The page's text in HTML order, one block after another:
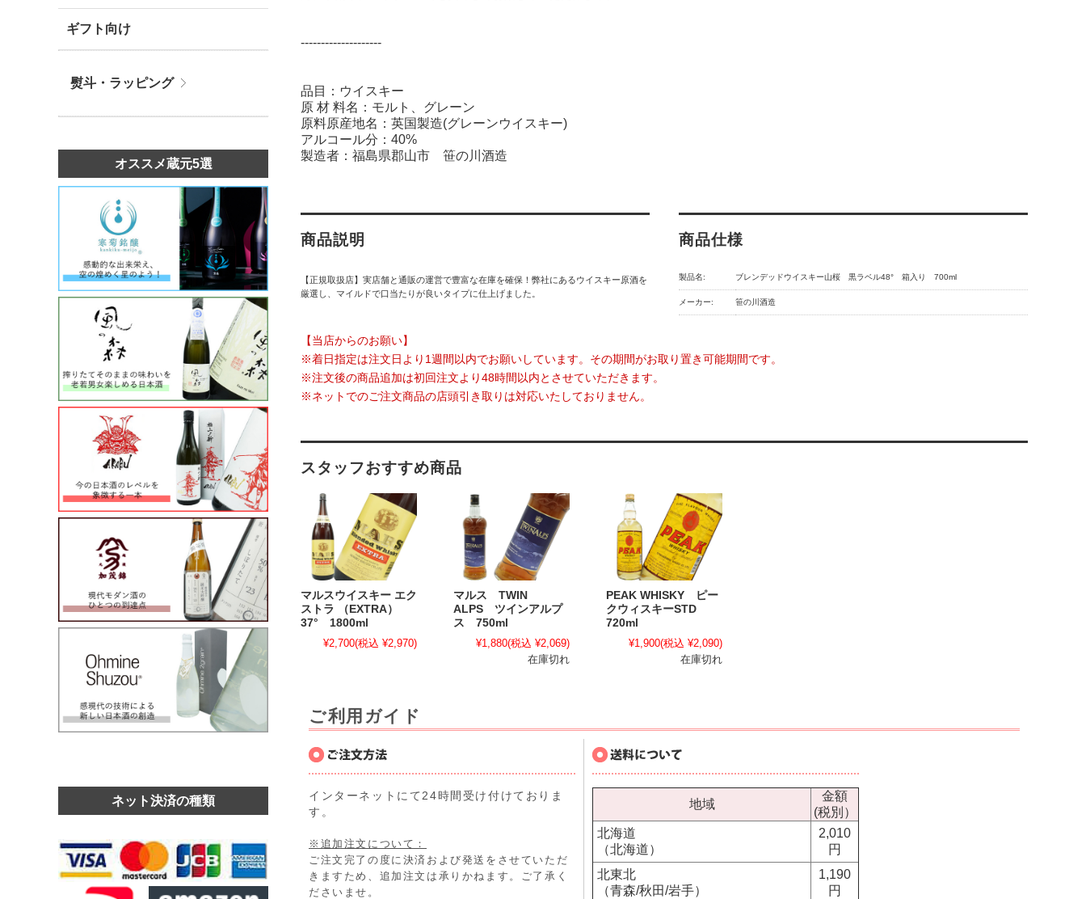
--------------------
品目：ウイスキー
原 材 料名：モルト、グレーン
原料原産地名：英国製造(グレーンウイスキー)
アルコール分：40%
製造者：福島県郡山市 笹の川酒造
商品説明
【正規取扱店】実店舗と通販の運営で豊富な在庫を確保！弊社にあるウイスキー原酒を
厳選し、マイルドで口当たりが良いタイプに仕上げました。
商品仕様
製品名: ブレンデッドウイスキー山桜 黒ラベル48° 箱入り 700ml
メーカー: 笹の川酒造
【当店からのお願い】
※着日指定は注文日より1週間以内でお願いしています。その期間がお取り置き可能期間です。
※注文後の商品追加は初回注文より48時間以内とさせていただきます。
※ネットでのご注文商品の店頭引き取りは対応いたしておりません。
スタッフおすすめ商品
マルスウイスキー エク
ストラ （EXTRA）
37° 1800ml
¥2,700(税込 ¥2,970)
マルス TWIN
ALPS ツインアルプ
ス 750ml
¥1,880(税込 ¥2,069)
在庫切れ
PEAK WHISKY ピー
クウィスキーSTD
720ml
¥1,900(税込 ¥2,090)
在庫切れ
ご利用ガイド
インターネットにて24時間受け付けておりま
す。
※追加注文について：
ご注文完了の度に決済および発送をさせていただ
きますため、追加注文は承りかねます。ご了承く
ださいませ。
地域
金額
(税別）
北海道
（北海道）
2,010
円
北東北
（青森/秋田/岩手）
1,190
円
ギフト向け
熨斗・ラッピング
オススメ蔵元5選
ネット決済の種類